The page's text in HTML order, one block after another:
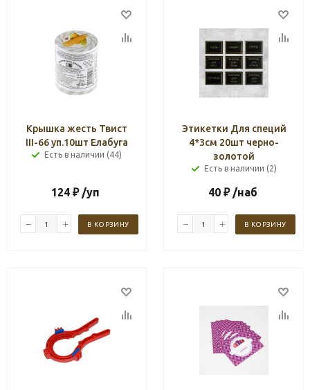
Крышка жесть Твист
III-66 уп.10шт Елабуга
Есть в наличии (44)
124 ₽ /уп
В КОРЗИНУ
Этикетки Для специй
4*3см 20шт черно-
золотой
Есть в наличии (2)
40₽ /наб
В КОРЗИНУ